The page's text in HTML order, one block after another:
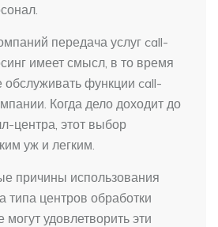
передача услуг call-
имеет смысл, в то время
обслуживать функции call-
Когда дело доходит до
центра, этот выбор
уж и легким.
причины использования
типа центров обработки
удовлетворить эти